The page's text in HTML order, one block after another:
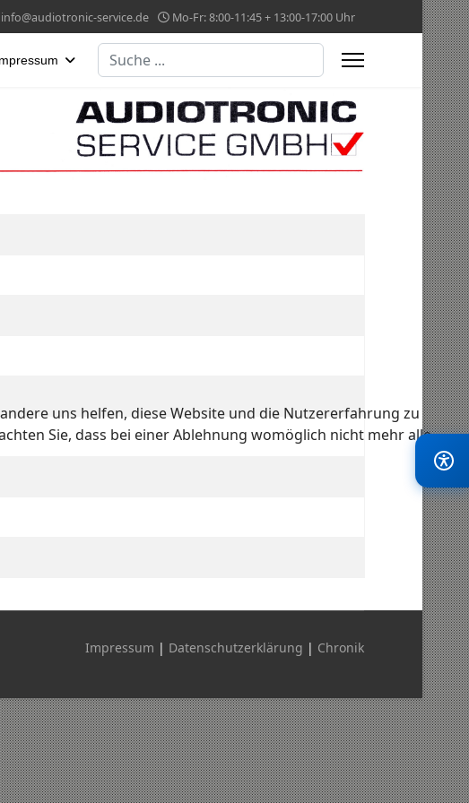
info@audiotronic-service.de Mo-Fr: 8:00-11:45 + 13:00-17:00 Uhr
Suchen
Impressum | Datenschutzerklärung | Chronik
uns helfen, diese Website und die Nutzererfahrung zu
Sie, dass bei einer Ablehnung womöglich nicht mehr alle